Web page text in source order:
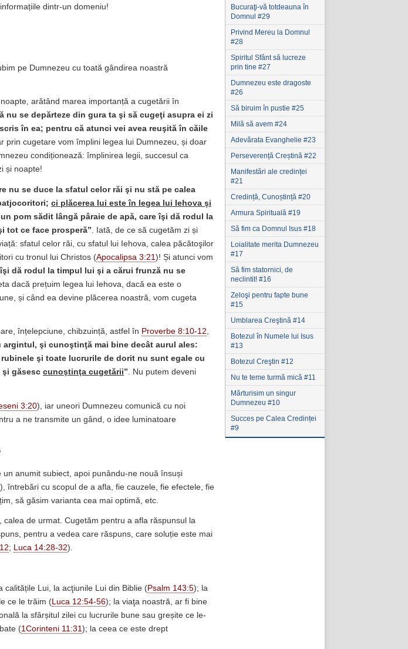
dintr-un domeniu!
pe Dumnezeu cu toată gândirea noastră
arătând marea importanță a cugetării în
nu se depărteze din gura ta şi să cugeţi asupra ei zi
în ea; pentru că atunci vei avea reuşită în căile
prin cugetare vom împlini legea lui Dumnezeu, și doar
condiționează: împlinirea legii, succesul ca
și noapte!
nu se duce la sfatul celor răi şi nu stă pe calea
ci plăcerea lui este în legea lui Iehova şi
pom sădit lângă pâraie de apă, care îşi dă rodul la
tot ce face prosperă” . Iată, de ce să cugetăm zi și
sfatul celor răi, cu sfatul lui Iehova, calea păcătoşilor
cu tronul lui Christos (Apocalipsa 3:21 )! Și atunci vom
dă rodul la timpul lui şi a cărui frunză nu se
dacă prețuim legea lui Iehova, dacă ea este o
și când ea devine plăcerea noastră, vom cugeta
înțelepciune, chibzuință, astfel în Proverbe 8:10-12,
argintul, şi cunoştinţă mai bine decât aurul ales:
şi toate lucrurile de dorit nu sunt egale cu
şi găsesc cunoştinţa cugetării”. Nu putem deveni
3:20), iar uneori Dumnezeu comunică cu noi
a ne transmite un gând, o idee luminatoare
anumit subiect, apoi punându-ne nouă însuși
întrebări cu scopul de a afla, fie cauzele, fie efectele, fie
să găsim varianta cea mai optimă, etc.
de urmat. Cugetăm pentru a afla răspunsul la
pentru a vedea care răspuns, care soluție este mai
; Luca 14:28-32).
calitățile Lui, la acţiunile Lui din Biblie (Psalm 143:5); la
ce le trăim ( Luca 12:54-56); la viaţa noastră, ar fi bine
la sfârșitul zilei cu lucrurile bune sau greșite ce le-
(1Corinteni 11:31 ); la ceea ce este drept
Bucuraţi-vă totdeauna în
Domnul #29
Privind Mereu la Domnul
#28
Spiritul Sfânt să lucreze
prin tine #27
Dumnezeu este dragoste
#26
Să biruim în pustie #25
Milă să avem #24
Adevărata Evanghelie #23
Perseverență Creștină #22
Manifestări ale credinței
#21
Credință, Cunoștință #20
Armura Spirituală #19
Să fim ca Domnul Isus #18
Loialitate merita Dumnezeu
#17
Să fim statornici‚ de
neclintit! #16
Zeloşi pentru fapte bune
#15
Umblarea Creştină #14
Botezul în Numele lui Isus
#13
Botezul Creştin #12
Nu te teme turmă mică #11
Mărturisim un singur
Dumnezeu #10
Succes pe Calea Credinței
#9